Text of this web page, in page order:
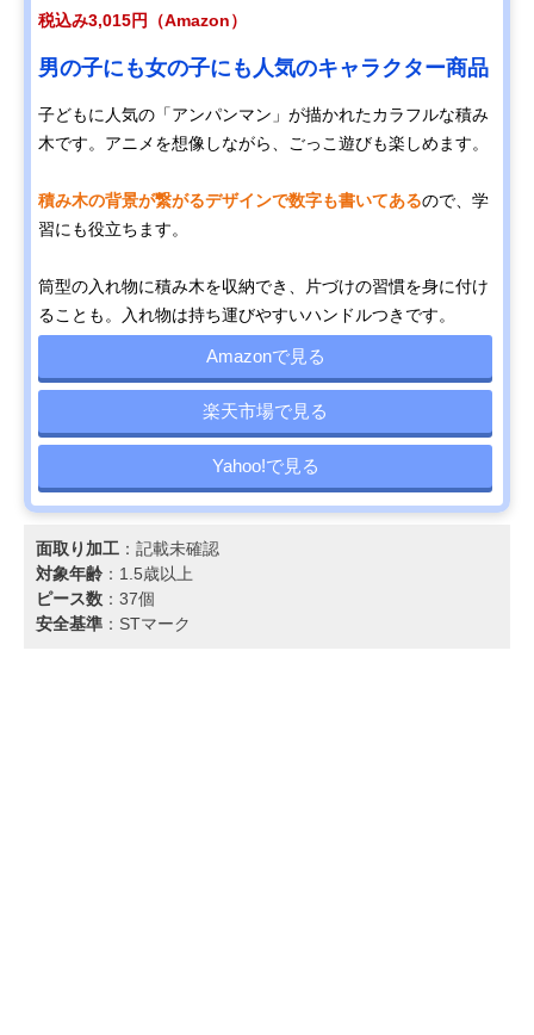
税込み3,015円（Amazon）
男の子にも女の子にも人気のキャラクター商品
子どもに人気の「アンパンマン」が描かれたカラフルな積み
木です。アニメを想像しながら、ごっこ遊びも楽しめます。
積み木の背景が繋がるデザインで数字も書いてあるので、学
習にも役立ちます。
筒型の入れ物に積み木を収納でき、片づけの習慣を身に付け
ることも。入れ物は持ち運びやすいハンドルつきです。
Amazonで見る
楽天市場で見る
Yahoo!で見る
面取り加工 ：記載未確認
対象年齢 ：1.5歳以上
ピース数 ：37個
安全基準 ：STマーク